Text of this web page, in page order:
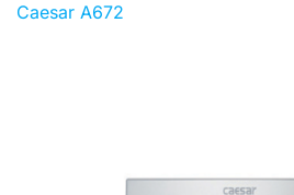
Caesar A672